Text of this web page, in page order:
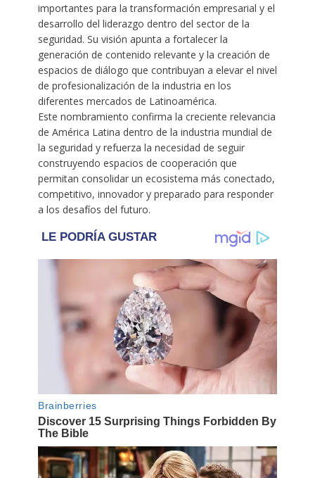
importantes para la transformación empresarial y el
desarrollo del liderazgo dentro del sector de la
seguridad. Su visión apunta a fortalecer la
generación de contenido relevante y la creación de
espacios de diálogo que contribuyan a elevar el nivel
de profesionalización de la industria en los
diferentes mercados de Latinoamérica.
Este nombramiento confirma la creciente relevancia
de América Latina dentro de la industria mundial de
la seguridad y refuerza la necesidad de seguir
construyendo espacios de cooperación que
permitan consolidar un ecosistema más conectado,
competitivo, innovador y preparado para responder
a los desafíos del futuro.